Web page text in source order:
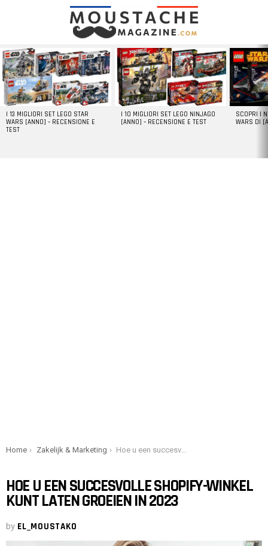
LATEST
STORIES
I 13 MIGLIORI SET LEGO STAR
WARS [ANNO] – RECENSIONE E
TEST
I 10 MIGLIORI SET LEGO NINJAGO
[ANNO] – RECENSIONE E TEST
SCOPRI I
WARS DI
You are here:
Home Zakelijk & Marketing Hoe u een succesvolle Shopify-winkel kunt laten groeien in 2023
HOE U EEN SUCCESVOLLE SHOPIFY-WINKEL
KUNT LATEN GROEIEN IN 2023
by EL_MOUSTAKO